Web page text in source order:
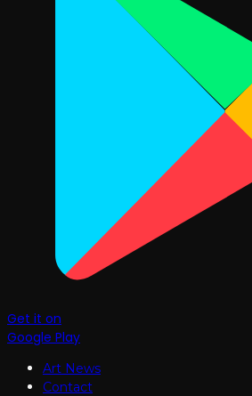
Get it on
Google Play
Art News
Contact